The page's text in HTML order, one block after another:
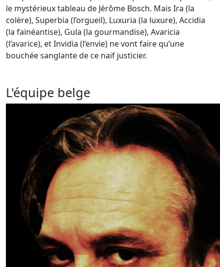
le mystérieux tableau de Jérôme Bosch. Mais Ira (la
colère), Superbia (l’orgueil), Luxuria (la luxure), Accidia
(la fainéantise), Gula (la gourmandise), Avaricia
(l’avarice), et Invidia (l’envie) ne vont faire qu’une
bouchée sanglante de ce naïf justicier.
L'équipe belge